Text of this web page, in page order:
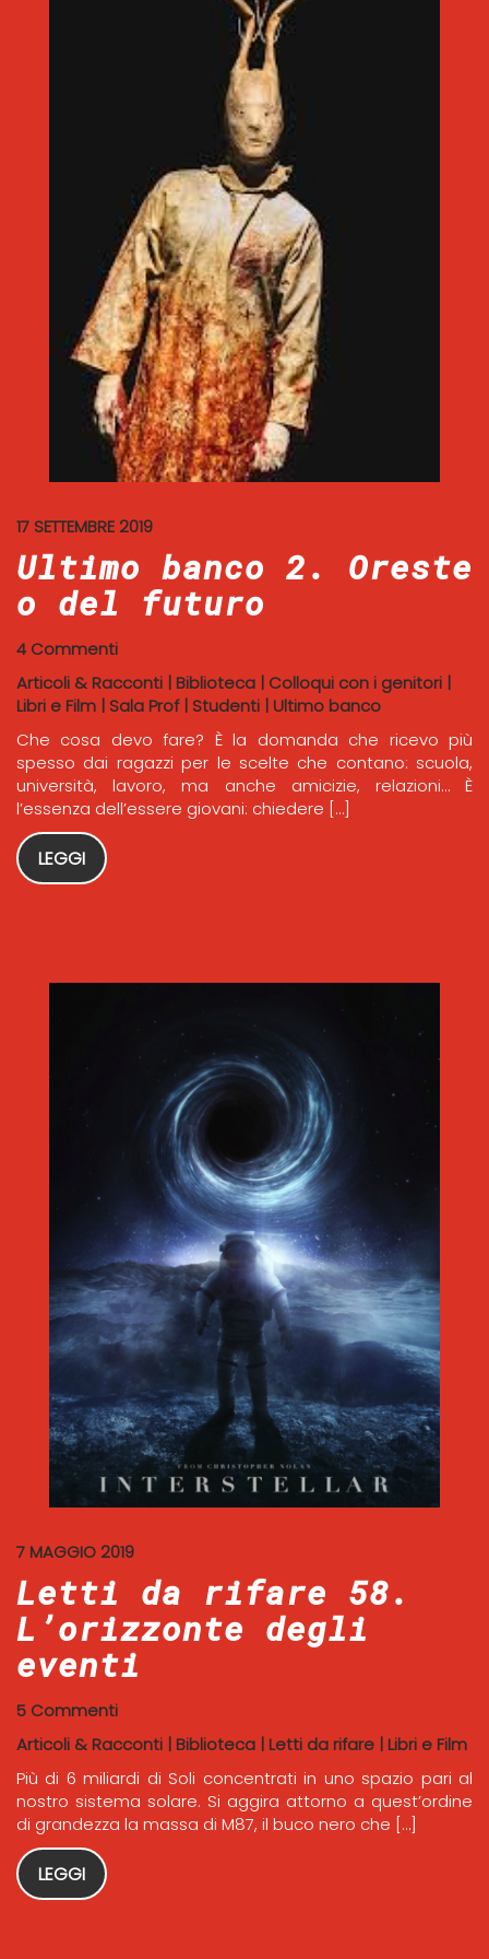
17 SETTEMBRE 2019
Ultimo banco 2. Oreste
o del futuro
4 Commenti
Articoli & Racconti | Biblioteca | Colloqui con i genitori |
Libri e Film | Sala Prof| Studenti | Ultimo banco
Che cosa devo fare? È la domanda che ricevo più
spesso dai ragazzi per le scelte che contano: scuola,
università, lavoro, ma anche amicizie, relazioni… È
l’essenza dell’essere giovani: chiedere […]
LEGGI
7 MAGGIO 2019
Letti da rifare 58.
L’orizzonte degli
eventi
5 Commenti
Articoli & Racconti | Biblioteca | Letti da rifare | Libri e Film
Più di 6 miliardi di Soli concentrati in uno spazio pari al
nostro sistema solare. Si aggira attorno a quest’ordine
di grandezza la massa di M87, il buco nero che […]
LEGGI